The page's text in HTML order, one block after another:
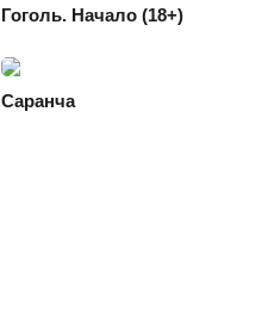
Гоголь. Начало (18+)
Саранча